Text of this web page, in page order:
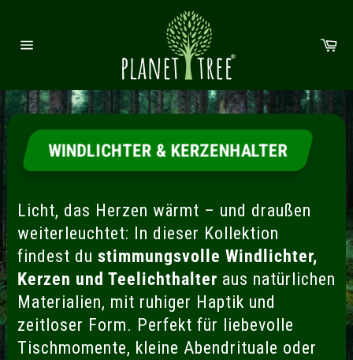
WINDLICHTER & KERZENHALTER
Licht, das Herzen wärmt – und draußen
weiterleuchtet: In dieser Kollektion
findest du stimmungsvolle Windlichter,
Kerzen und Teelichthalter aus natürlichen
Materialien, mit ruhiger Haptik und
zeitloser Form. Perfekt für liebevolle
Tischmomente, kleine Abendrituale oder